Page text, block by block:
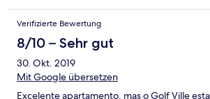
Verifizierte Bewertung
8/10 – Sehr gut
30. Okt. 2019
Mit Google übersetzen
Excelente apartamento, mas o Golf Ville